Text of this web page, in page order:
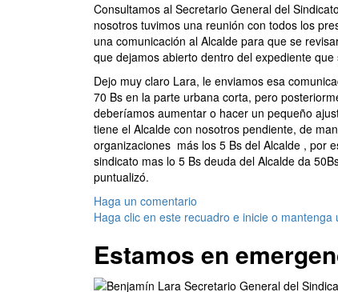
Consultamos al Secretario General del
nosotros tuvimos una reunión con todos los
una comunicación al Alcalde para que se
que dejamos abierto dentro del expediente
Dejo muy claro Lara, le enviamos esa
70 Bs en la parte urbana corta, pero
deberíamos aumentar o hacer un pequeño
tiene el Alcalde con nosotros pendiente, de
organizaciones más los 5 Bs del Alcalde , por
sindicato mas lo 5 Bs deuda del Alcalde da
puntualizó.
Haga un comentario
Haga clic en este recuadro e inicie o
Estamos en